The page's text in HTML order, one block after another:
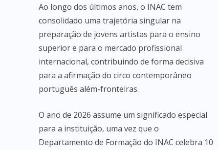
Ao longo dos últimos anos, o INAC tem
consolidado uma trajetória singular na
preparação de jovens artistas para o ensino
superior e para o mercado profissional
internacional, contribuindo de forma decisiva
para a afirmação do circo contemporâneo
português além-fronteiras.
O ano de 2026 assume um significado especial
para a instituição, uma vez que o
Departamento de Formação do INAC celebra 10